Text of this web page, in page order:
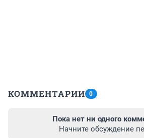
КОММЕНТАРИИ 0
Пока нет ни одного
Начните обсуждение